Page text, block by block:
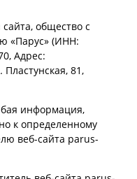
общество с
«Парус» (ИНН:
Адрес:
81,
информация,
к определенному
веб-сайта parus-